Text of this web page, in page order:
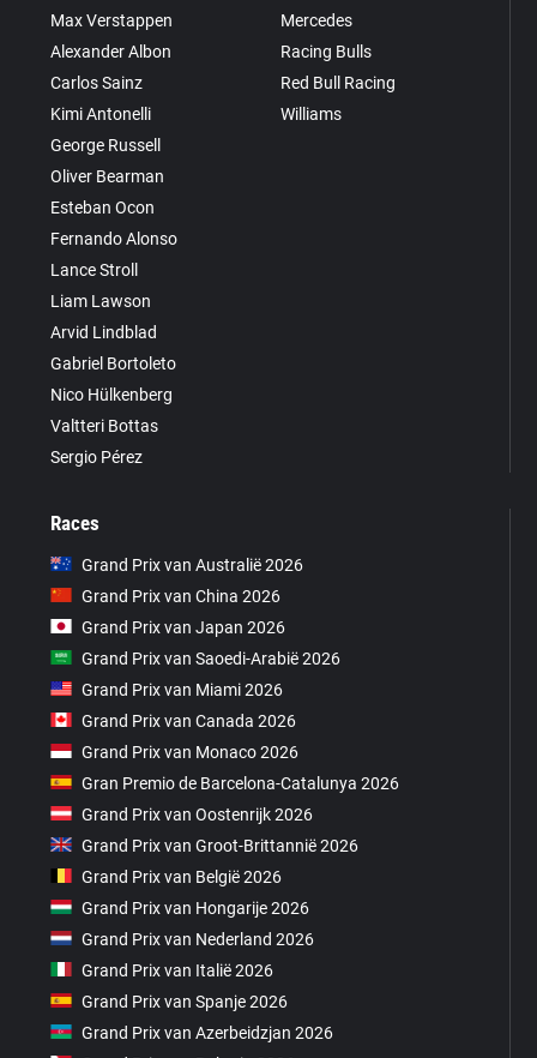
Max Verstappen
Alexander Albon
Carlos Sainz
Kimi Antonelli
George Russell
Oliver Bearman
Esteban Ocon
Fernando Alonso
Lance Stroll
Liam Lawson
Arvid Lindblad
Gabriel Bortoleto
Nico Hülkenberg
Valtteri Bottas
Sergio Pérez
Mercedes
Racing Bulls
Red Bull Racing
Williams
Races
Grand Prix van Australië 2026
Grand Prix van China 2026
Grand Prix van Japan 2026
Grand Prix van Saoedi-Arabië 2026
Grand Prix van Miami 2026
Grand Prix van Canada 2026
Grand Prix van Monaco 2026
Gran Premio de Barcelona-Catalunya 2026
Grand Prix van Oostenrijk 2026
Grand Prix van Groot-Brittannië 2026
Grand Prix van België 2026
Grand Prix van Hongarije 2026
Grand Prix van Nederland 2026
Grand Prix van Italië 2026
Grand Prix van Spanje 2026
Grand Prix van Azerbeidzjan 2026